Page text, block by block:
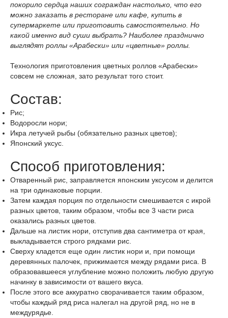
покорило сердца наших сограждан настолько, что его
можно заказать в ресторане или кафе, купить в
супермаркете или приготовить самостоятельно. Но
какой именно вид суши выбрать? Наиболее празднично
выглядят роллы «Арабески» или «цветные» роллы.
Технология приготовления цветных роллов «Арабески»
совсем не сложная, зато результат того стоит.
Состав:
Рис;
Водоросли нори;
Икра летучей рыбы (обязательно разных цветов);
Японский уксус
Способ приготовления:
Отваренный рис, заправляется японским уксусом и делится
на три одинаковые порции.
Затем каждая порция по отдельности смешивается с икрой
разных цветов, таким образом, чтобы все 3 части риса
оказались разных цветов.
Дальше на листик нори, отступив два сантиметра от края,
выкладывается строго рядками рис.
Сверху кладется еще один листик нори и, при помощи
деревянных палочек, прижимается между рядами риса. В
образовавшееся углубление можно положить любую другую
начинку в зависимости от вашего вкуса.
После этого все аккуратно сворачивается таким образом,
чтобы каждый ряд риса налегал на другой ряд, но не в
междурядье.